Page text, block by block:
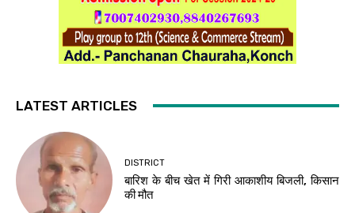
LATEST ARTICLES
DISTRICT
बारिश के बीच खेत में गिरी आकाशीय बिजली, किसान
की मौत